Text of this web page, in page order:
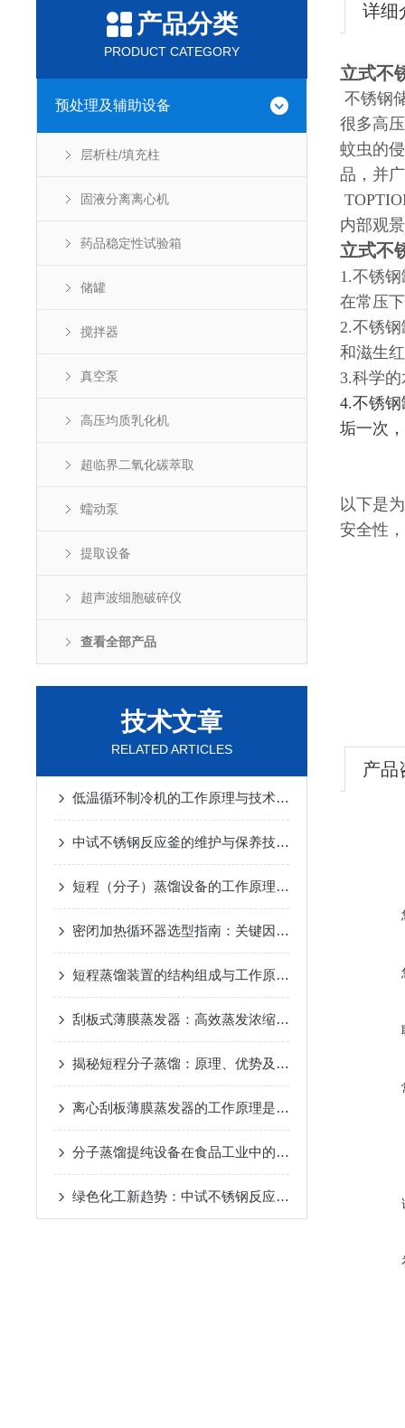
产品分类
PRODUCT CATEGORY
预处理及辅助设备
层析柱/填充柱
固液分离离心机
药品稳定性试验箱
储罐
搅拌器
真空泵
高压均质乳化机
超临界二氧化碳萃取
蠕动泵
提取设备
超声波细胞破碎仪
查看全部产品
技术文章
RELATED ARTICLES
低温循环制冷机的工作原理与技术优势
中试不锈钢反应釜的维护与保养技巧
短程（分子）蒸馏设备的工作原理及应用
密闭加热循环器选型指南：关键因素与考量
短程蒸馏装置的结构组成与工作原理
刮板式薄膜蒸发器：高效蒸发浓缩设备的深度解析
揭秘短程分子蒸馏：原理、优势及未来发展趋势
离心刮板薄膜蒸发器的工作原理是什么？
分子蒸馏提纯设备在食品工业中的应用
绿色化工新趋势：中试不锈钢反应釜的环保应用 2024-
详细
立式不
不锈钢
很多高
蚊虫的
品，并
内部观
立式不
1.不锈
在常压
2.不锈
和滋生
3.科学
4.不锈
垢一次
以下是
安全性
产品